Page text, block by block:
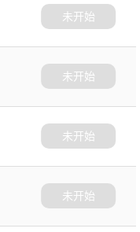
未开始
未开始
未开始
未开始